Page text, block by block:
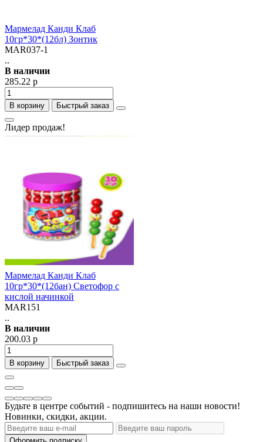
Мармелад Канди Клаб
10гр*30*(12бл) Зонтик
MAR037-1
..
В наличии
285.22 р
В корзину Быстрый заказ
Лидер продаж!
Мармелад Канди Клаб
10гр*30*(12бан) Светофор с
кислой начинкой
MAR151
..
В наличии
200.03 р
В корзину Быстрый заказ
Будьте в центре событий - подпишитесь на наши новости!
Новинки, скидки, акции.